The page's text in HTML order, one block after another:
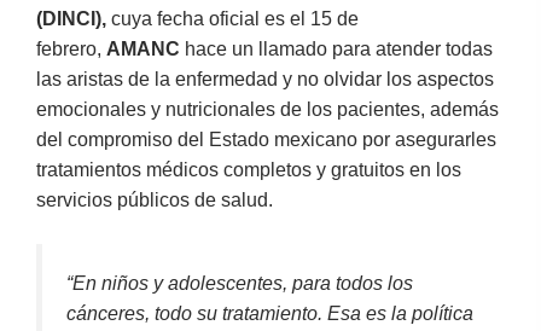
(DINCI), cuya fecha oficial es el 15 de
febrero, AMANC hace un llamado para atender todas
las aristas de la enfermedad y no olvidar los aspectos
emocionales y nutricionales de los pacientes, además
del compromiso del Estado mexicano por asegurarles
tratamientos médicos completos y gratuitos en los
servicios públicos de salud.
“En niños y adolescentes, para todos los
cánceres, todo su tratamiento. Esa es la política